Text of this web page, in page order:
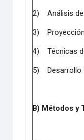
2)Análisis
3)
4)Técnicas
5)Desarrollo
B) Métodos y